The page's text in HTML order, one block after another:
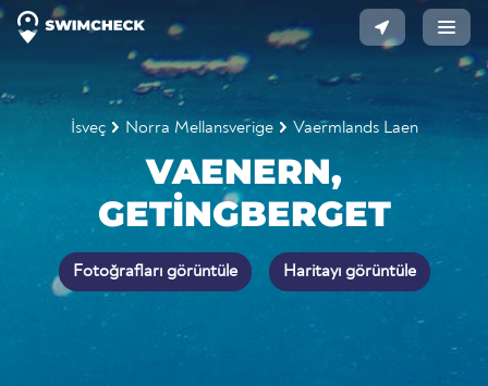
İsveç Norra Mellansverige Vaermlands Laen
VAENERN,
GETINGBERGET
Fotoğrafları görüntüle Haritayı görüntüle